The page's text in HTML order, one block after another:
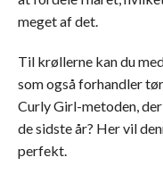
meget af det.
Til krøllerne kan du
som også forhandler
Curly Girl-metoden,
de sidste år? Her vil
perfekt.